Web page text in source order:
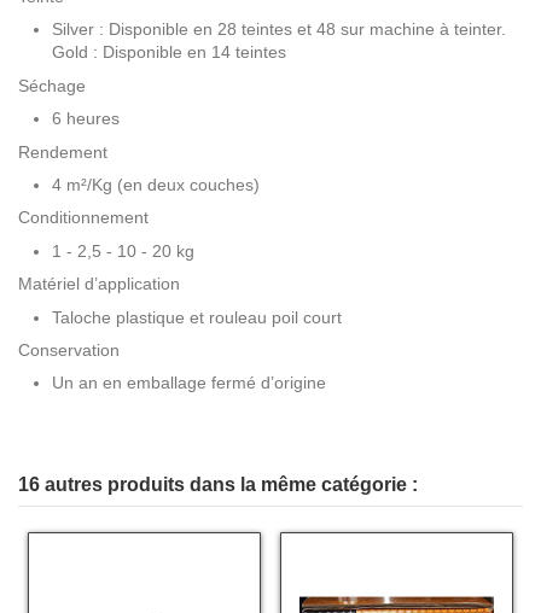
Silver : Disponible en 28 teintes et 48 sur machine à teinter.
Gold : Disponible en 14 teintes
Séchage
6 heures
Rendement
4 m²/Kg (en deux couches)
Conditionnement
1 - 2,5 - 10 - 20 kg
Matériel d’application
Taloche plastique et rouleau poil court
Conservation
Un an en emballage fermé d’origine
16 autres produits dans la même catégorie :